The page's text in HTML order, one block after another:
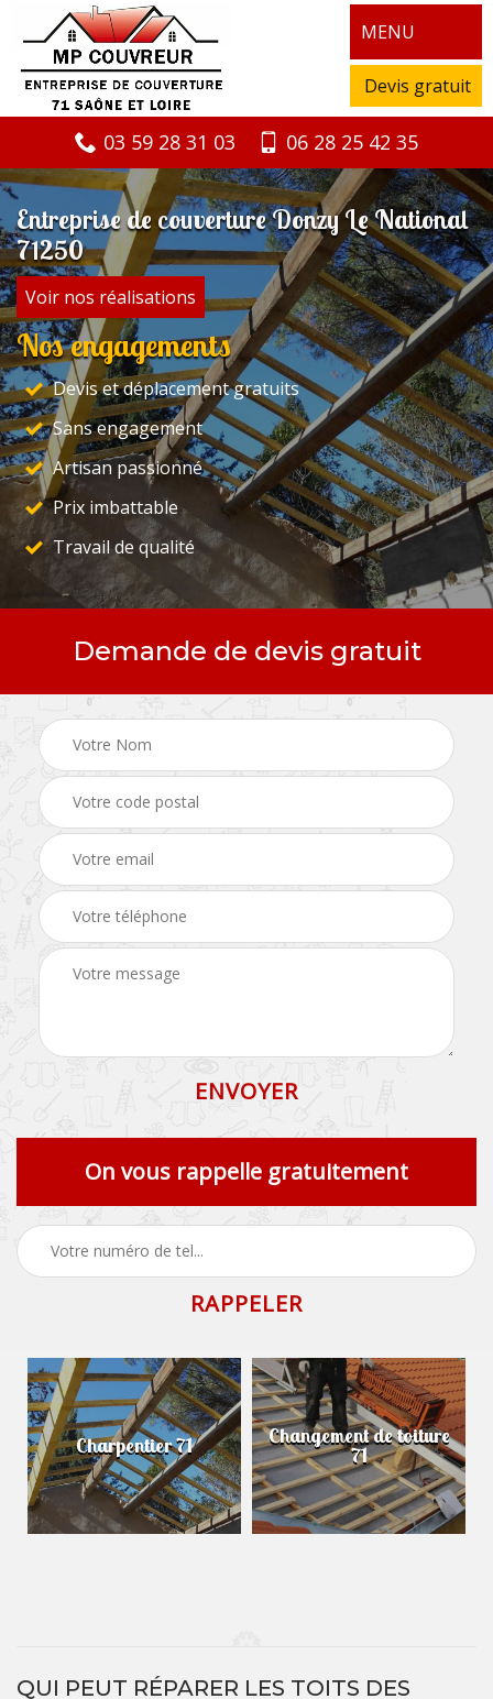
MENU
Devis gratuit
03 59 28 31 03 06 28 25 42 35
Entreprise de couverture Donzy Le National
71250
Voir nos réalisations
Nos engagements
Devis et déplacement gratuits
Sans engagement
Artisan passionné
Prix imbattable
Travail de qualité
Demande de devis gratuit
On vous rappelle gratuitement
Charpentier 71 Changement de toiture
71
QUI PEUT RÉPARER LES TOITS DES